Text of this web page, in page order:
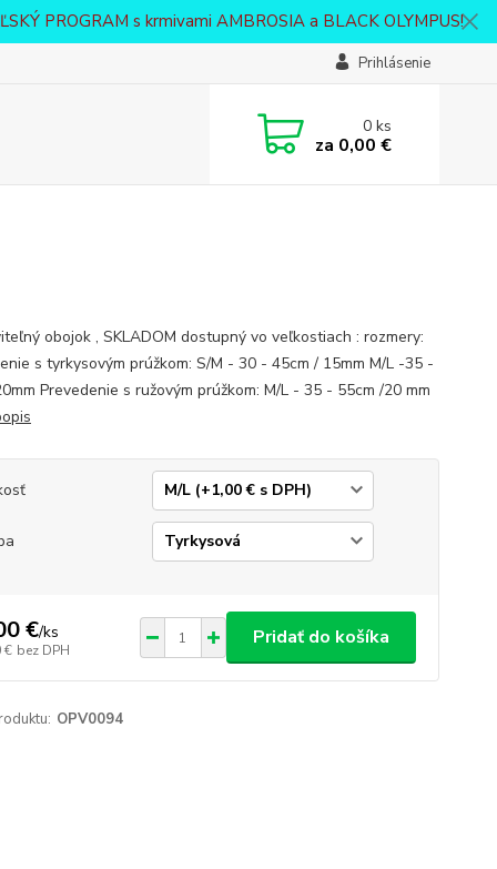
PROGRAM s krmivami AMBROSIA a BLACK OLYMPUS!
Prihlásenie
0ks
za 0,00 €
obojok , SKLADOM dostupný vo veľkostiach : rozmery:
s tyrkysovým prúžkom: S/M - 30 - 45cm / 15mm M/L -35 -
Prevedenie s ružovým prúžkom: M/L - 35 - 55cm /20 mm
€/ks
€ bez DPH
Pridať do košíka
OPV0094